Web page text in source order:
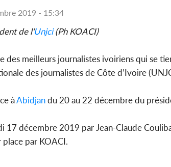
2019 - 15:34
de l'Unjci(Ph KOACI)
des meilleurs journalistes ivoiriens qui se
des journalistes de Côte d’Ivoire
àAbidjandu 20 au 22 décembre du
17 décembre 2019 par Jean-Claude
par KOACI.